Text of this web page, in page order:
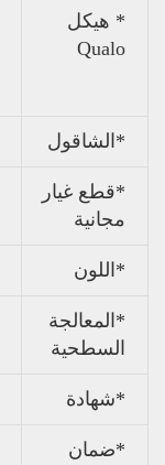
* هيكل
Qualo
*الشاقول
*قطع غيار
مجانية
*اللون
*المعالجة
السطحية
*شهادة
*ضمان